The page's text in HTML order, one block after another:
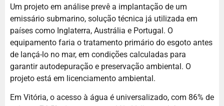
Um projeto em análise prevê a implantação de um
emissário submarino, solução técnica já utilizada em
países como Inglaterra, Austrália e Portugal. O
equipamento faria o tratamento primário do esgoto antes
de lançá-lo no mar, em condições calculadas para
garantir autodepuração e preservação ambiental. O
projeto está em licenciamento ambiental.
Em Vitória, o acesso à água é universalizado, com 86% de